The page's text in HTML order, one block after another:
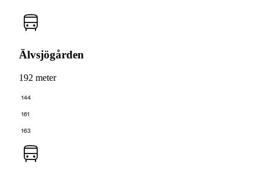
Älvsjögården
192 meter
144
161
163